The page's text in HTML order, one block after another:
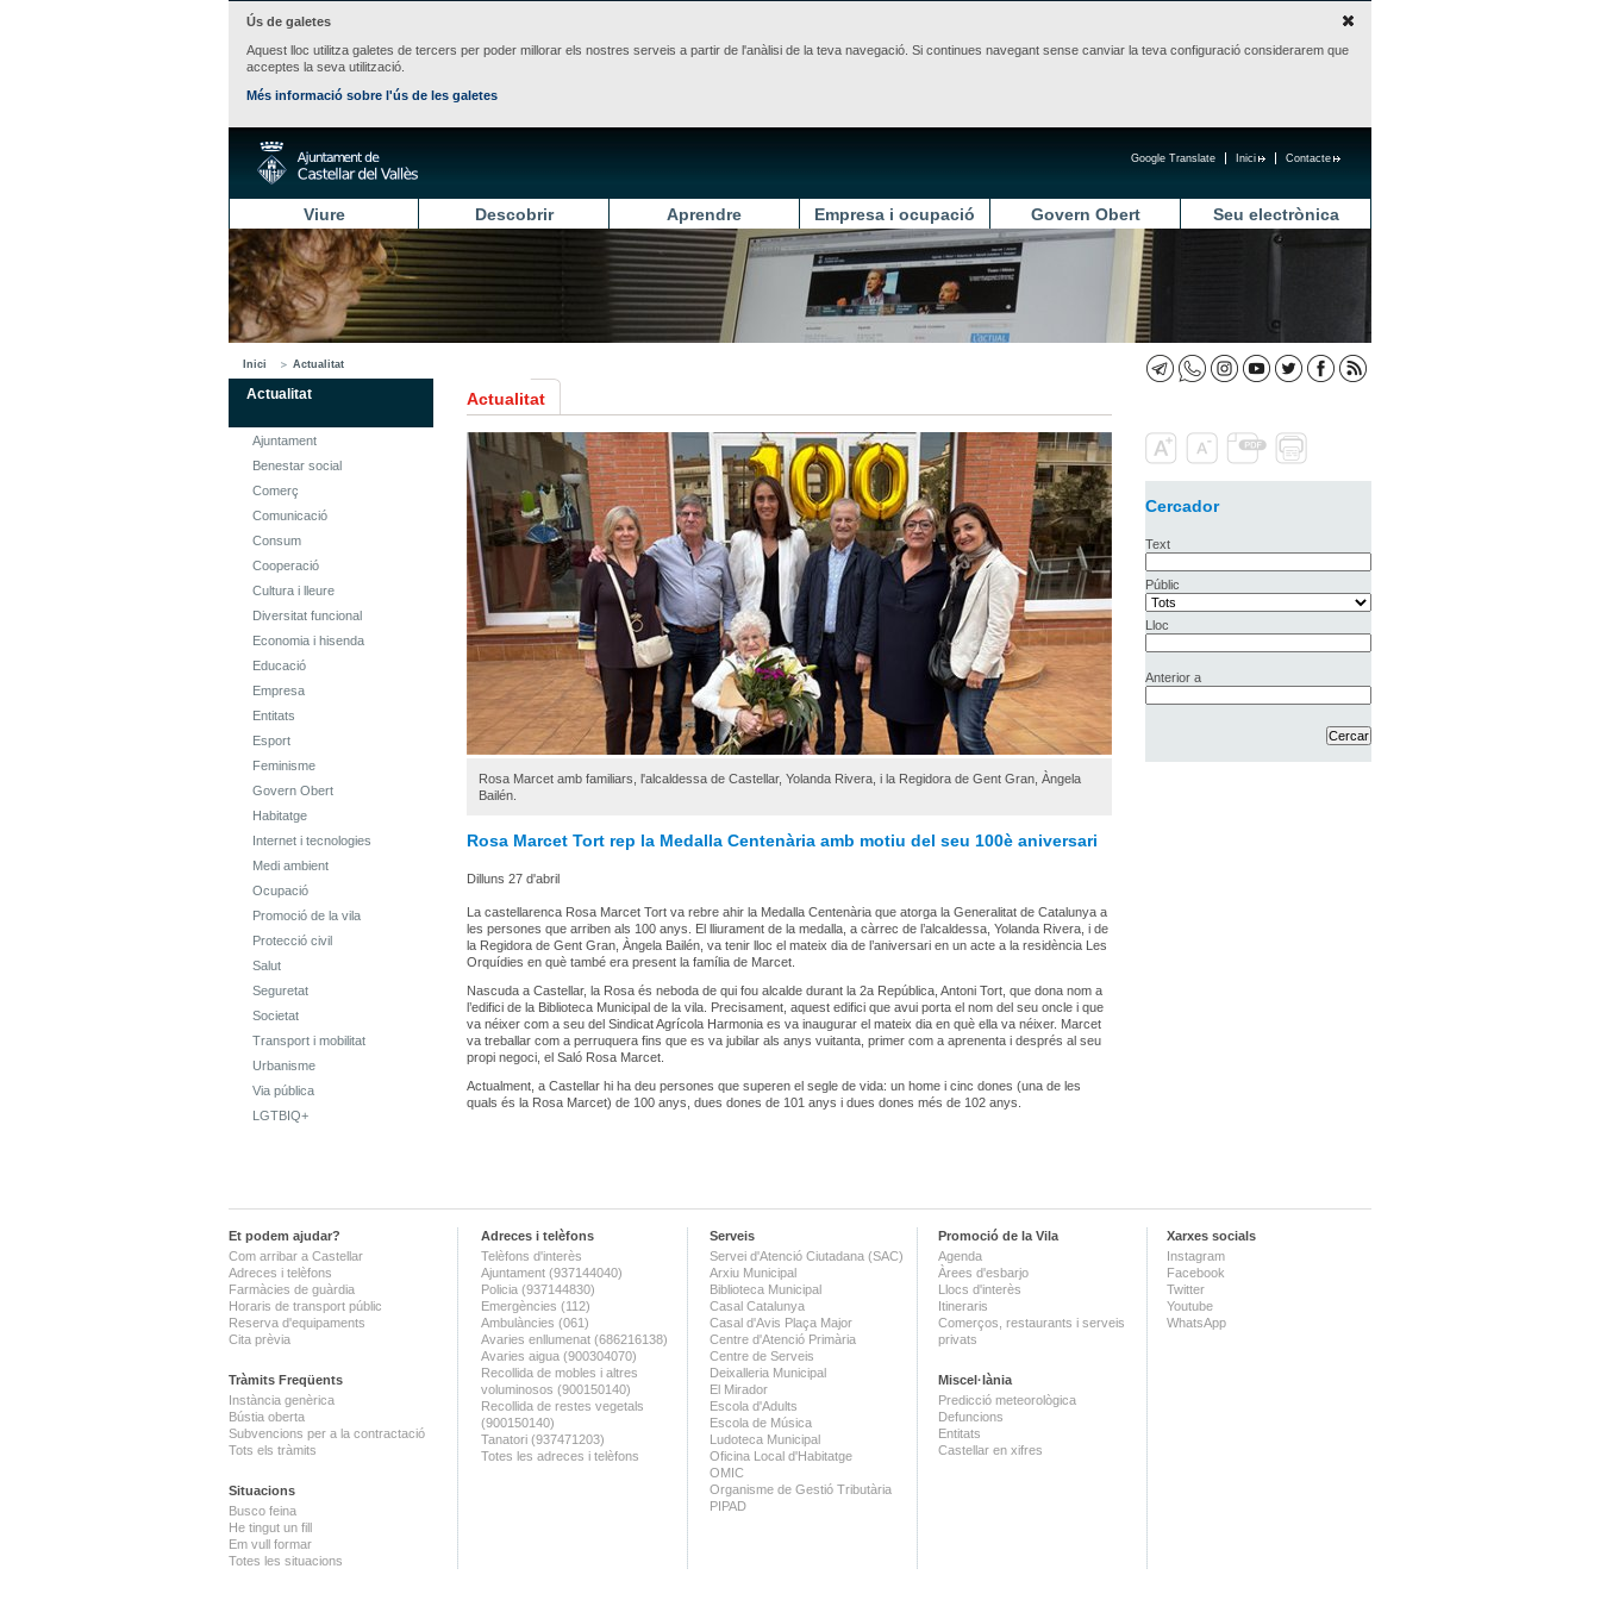
Ús de galetes
Aquest lloc utilitza galetes de tercers per poder millorar els nostres serveis a partir de l'anàlisi de la teva navegació. Si continues navegant sense canviar la teva configuració considerarem que
acceptes la seva utilització.
Més informació sobre l'ús de les galetes
Contacte
Inici
Google Translate
Viure Descobrir Aprendre Empresa i ocupació Govern Obert Seu electrònica
Inici Actualitat
Actualitat
Ajuntament
Benestar social
Comerç
Comunicació
Consum
Cooperació
Cultura i lleure
Diversitat funcional
Economia i hisenda
Educació
Empresa
Entitats
Esport
Feminisme
Govern Obert
Habitatge
Internet i tecnologies
Medi ambient
Ocupació
Promoció de la vila
Protecció civil
Salut
Seguretat
Societat
Transport i mobilitat
Urbanisme
Via pública
LGTBIQ+
Actualitat
Rosa Marcet amb familiars, l'alcaldessa de Castellar, Yolanda Rivera, i la Regidora de Gent Gran, Àngela
Bailén.
Rosa Marcet Tort rep la Medalla Centenària amb motiu del seu 100è aniversari
Dilluns 27 d'abril
La castellarenca Rosa Marcet Tort va rebre ahir la Medalla Centenària que atorga la Generalitat de Catalunya a
les persones que arriben als 100 anys. El lliurament de la medalla, a càrrec de l’alcaldessa, Yolanda Rivera, i de
la Regidora de Gent Gran, Àngela Bailén, va tenir lloc el mateix dia de l’aniversari en un acte a la residència Les
Orquídies en què també era present la família de Marcet.
Nascuda a Castellar, la Rosa és neboda de qui fou alcalde durant la 2a República, Antoni Tort, que dona nom a
l’edifici de la Biblioteca Municipal de la vila. Precisament, aquest edifici que avui porta el nom del seu oncle i que
va néixer com a seu del Sindicat Agrícola Harmonia es va inaugurar el mateix dia en què ella va néixer. Marcet
va treballar com a perruquera fins que es va jubilar als anys vuitanta, primer com a aprenenta i després al seu
propi negoci, el Saló Rosa Marcet.
Actualment, a Castellar hi ha deu persones que superen el segle de vida: un home i cinc dones (una de les
quals és la Rosa Marcet) de 100 anys, dues dones de 101 anys i dues dones més de 102 anys.
Cercador
Text
Públic
Lloc
Anterior a
Et podem ajudar?
Com arribar a Castellar
Adreces i telèfons
Farmàcies de guàrdia
Horaris de transport públic
Reserva d'equipaments
Cita prèvia
Tràmits Freqüents
Instància genèrica
Bústia oberta
Subvencions per a la contractació
Tots els tràmits
Situacions
Busco feina
He tingut un fill
Em vull formar
Totes les situacions
Adreces i telèfons
Telèfons d'interès
Ajuntament (937144040)
Policia (937144830)
Emergències (112)
Ambulàncies (061)
Avaries enllumenat (686216138)
Avaries aigua (900304070)
Recollida de mobles i altres
voluminosos (900150140)
Recollida de restes vegetals
(900150140)
Tanatori (937471203)
Totes les adreces i telèfons
Serveis
Servei d'Atenció Ciutadana (SAC)
Arxiu Municipal
Biblioteca Municipal
Casal Catalunya
Casal d'Avis Plaça Major
Centre d'Atenció Primària
Centre de Serveis
Deixalleria Municipal
El Mirador
Escola d'Adults
Escola de Música
Ludoteca Municipal
Oficina Local d'Habitatge
OMIC
Organisme de Gestió Tributària
PIPAD
Promoció de la Vila
Agenda
Àrees d'esbarjo
Llocs d'interès
Itineraris
Comerços, restaurants i serveis
privats
Miscel·lània
Predicció meteorològica
Defuncions
Entitats
Castellar en xifres
Xarxes socials
Instagram
Facebook
Twitter
Youtube
WhatsApp